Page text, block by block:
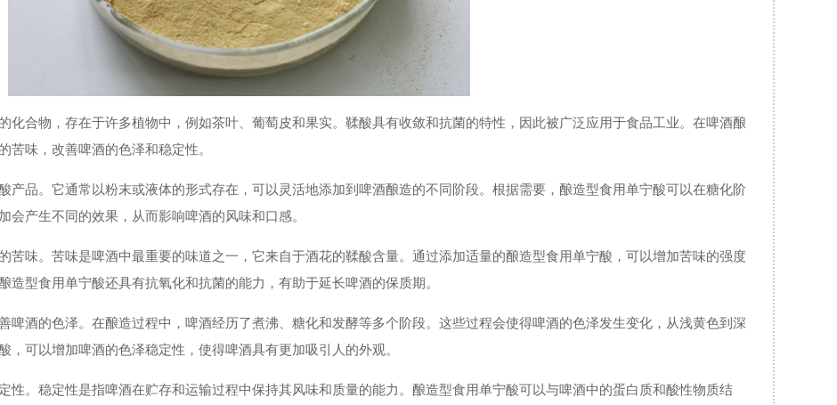
化合物，存在于许多植物中，例如茶叶、葡萄皮和果实。鞣酸具有收敛和抗菌的特性，因此被广泛应用于食品工业。在啤酒酿
苦味，改善啤酒的色泽和稳定性。
产品。它通常以粉末或液体的形式存在，可以灵活地添加到啤酒酿造的不同阶段。根据需要，酿造型食用单宁酸可以在糖化阶
产生不同的效果，从而影响啤酒的风味和口感。
苦味。苦味是啤酒中最重要的味道之一，它来自于酒花的鞣酸含量。通过添加适量的酿造型食用单宁酸，可以增加苦味的强度
型食用单宁酸还具有抗氧化和抗菌的能力，有助于延长啤酒的保质期。
啤酒的色泽。在酿造过程中，啤酒经历了煮沸、糖化和发酵等多个阶段。这些过程会使得啤酒的色泽发生变化，从浅黄色到深
可以增加啤酒的色泽稳定性，使得啤酒具有更加吸引人的外观。
性。稳定性是指啤酒在贮存和运输过程中保持其风味和质量的能力。酿造型食用单宁酸可以与啤酒中的蛋白质和酸性物质结